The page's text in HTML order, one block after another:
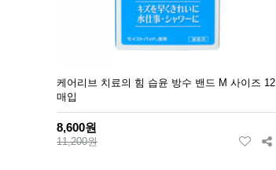
케어리브 치료의 힘 습윤 방수 밴드 M 사이즈 12
매입
8,600원
11,200원